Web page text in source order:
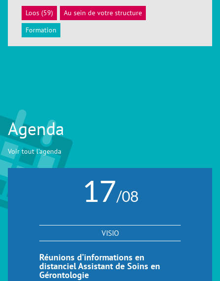
ACCÉDER
Loos (59)
Au sein de votre structure
Formation
Agenda
Voir tout l'agenda
17/08
VISIO
Réunions d’informations en
distanciel Assistant de Soins en
Gérontologie